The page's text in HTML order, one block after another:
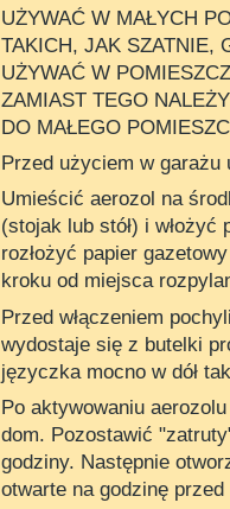
UŻYWAĆ W MAŁYCH
TAKICH, JAK SZATNIE,
UŻYWAĆ W
ZAMIAST TEGO
DO MAŁEGO
Przed użyciem w garażu
Umieścić aerozol na
(stojak lub stół) i
rozłożyć papier
kroku od miejsca
Przed włączeniem
wydostaje się z butelki
języczka mocno w dół
Po aktywowaniu
dom. Pozostawić
godziny. Następnie
otwarte na godzinę